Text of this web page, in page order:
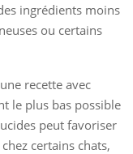
ingrédients moins
ou certains
recette avec
le plus bas possible
peut favoriser
certains chats,